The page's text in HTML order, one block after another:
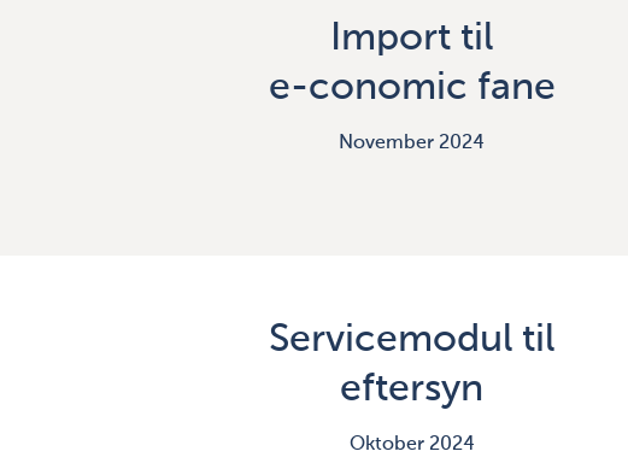
Import til
e-conomic fane
November 2024
Servicemodul til
eftersyn
Oktober 2024